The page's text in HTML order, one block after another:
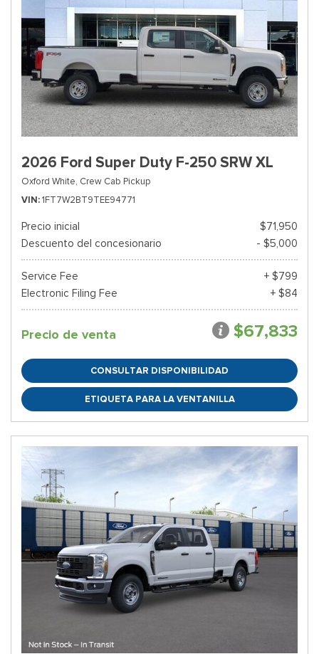
2026 Ford Super Duty F-250 SRW XL
Oxford White, Crew Cab Pickup
VIN 1FT7W2BT9TEE94771
Precio inicial
$71,950
Descuento del concesionario
- $5,000
Service Fee
+ $799
Electronic Filing Fee
+ $84
Precio de venta $67,833
CONSULTAR DISPONIBILIDAD
ETIQUETA PARA LA VENTANILLA